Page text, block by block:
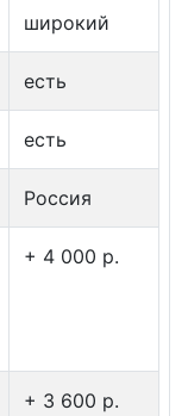
широкий
есть
есть
Россия
+ 4 000 p.
+ 3 600 p.